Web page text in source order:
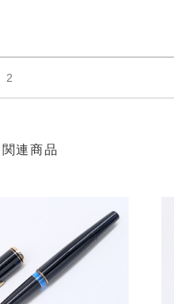
2
関連商品